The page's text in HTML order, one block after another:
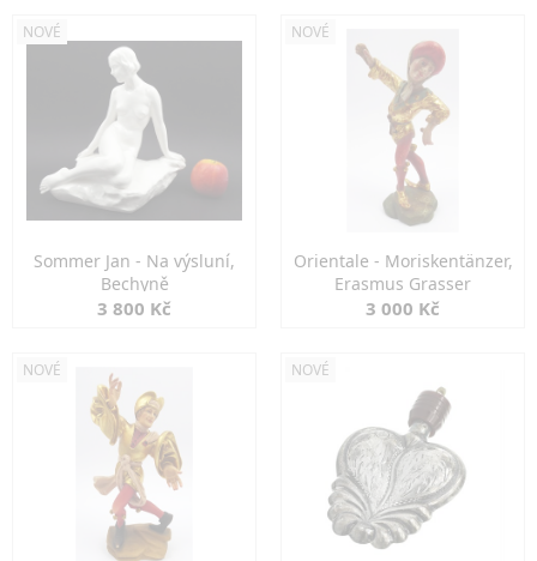
NOVÉ
Sommer Jan - Na výsluní,
Bechyně
3 800 Kč
NOVÉ
Orientale - Moriskentänzer,
Erasmus Grasser
3 000 Kč
NOVÉ NOVÉ